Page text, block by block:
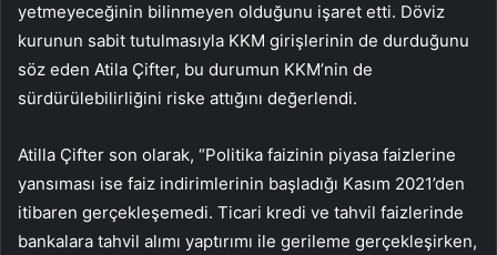
yetmeyeceğinin bilinmeyen olduğunu işaret etti. Döviz
kurunun sabit tutulmasıyla KKM girişlerinin de durduğunu
söz eden Atila Çifter, bu durumun KKM’nin de
sürdürülebilirliğini riske attığını değerlendi.
Atilla Çifter son olarak, “Politika faizinin piyasa faizlerine
yansıması ise faiz indirimlerinin başladığı Kasım 2021’den
itibaren gerçekleşemedi. Ticari kredi ve tahvil faizlerinde
bankalara tahvil alımı yaptırımı ile gerileme gerçekleşirken,